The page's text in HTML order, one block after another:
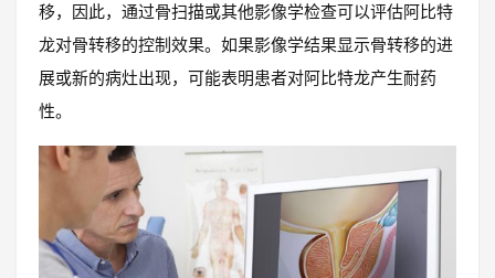
移，因此，通过骨扫描或其他影像学检查可以评估阿比特
龙对骨转移的控制效果。如果影像学结果显示骨转移的进
展或新的病灶出现，可能表明患者对阿比特龙产生耐药
性。